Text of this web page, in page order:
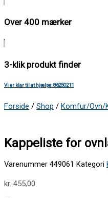
Over 400 mærker
3-klik produkt finder
Vi er klar til at hjælpe: 86250211
Forside / Shop / Komfur/Ovn/
Kappeliste for
Varenummer 449061 Kategori
kr. 455,00